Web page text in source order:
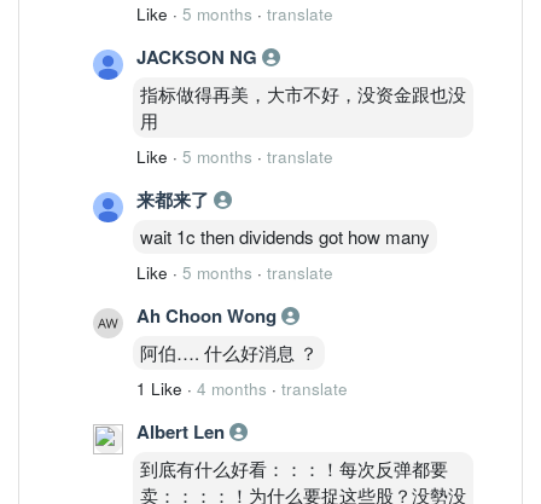
​品牌溢价： 在大资金眼中，Harta 依然是
行业的“风向标”，Kossan 更多时候是扮
演稳健跟随者的角色。
​? 总结思考
​如果说 Harta 是那把追求极致锋利的“倚
天剑”，Kossan 更像是厚重沉稳的“玄铁
重剑”。
在行业还没完全重回巅峰前，Kossan 这
资者很强的安全感。
以上内容仅为个人对财报的解读与思考分
享，不构成任何买卖建议或投资咨询。投
状况或咨询专业财务顾问后做出决策。
Like · 5 months · translate
JACKSON NG
指标做得再美，大市不好，没资金跟也没
用
Like · 5 months · translate
来都来了
wait 1c then dividends got how many
Like · 5 months · translate
Ah Choon Wong
阿伯…. 什么好消息 ？
1 Like · 4 months · translate
Albert Len
到底有什么好看：：：！每次反弹都要
卖：：：：！为什么要捉这些股？没勢没